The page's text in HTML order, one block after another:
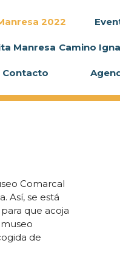
2022
Manresa Camino
Contacto
Comarcal
Así, se está
que acoja
de